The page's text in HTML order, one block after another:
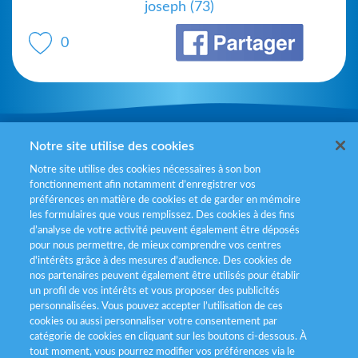
0
joseph (73)
Mentions légales
Politiques de gestion des cookies
Politique données personnelles
Services consommateurs
Déclaration d’accessibilité
Notre site utilise des cookies
Notre site utilise des cookies nécessaires à son bon
fonctionnement afin notamment d’enregistrer vos
préférences en matière de cookies et de garder en mémoire
les formulaires que vous remplissez. Des cookies à des fins
d’analyse de votre activité peuvent également être déposés
pour nous permettre, de mieux comprendre vos centres
d'intérêts grâce à des mesures d’audience. Des cookies de
nos partenaires peuvent également être utilisés pour établir
un profil de vos intérêts et vous proposer des publicités
personnalisées. Vous pouvez accepter l’utilisation de ces
cookies ou aussi personnaliser votre consentement par
catégorie de cookies en cliquant sur les boutons ci-dessous. À
tout moment, vous pourrez modifier vos préférences via le